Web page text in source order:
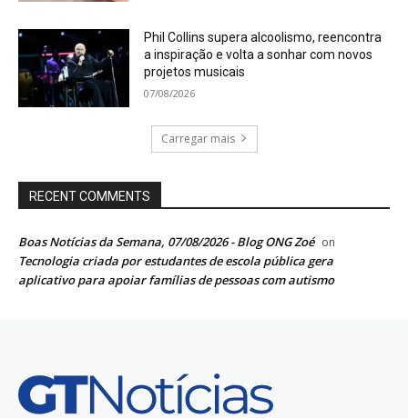
Phil Collins supera alcoolismo, reencontra
a inspiração e volta a sonhar com novos
projetos musicais
07/08/2026
Carregar mais
RECENT COMMENTS
Boas Notícias da Semana, 07/08/2026 - Blog ONG Zoé on
Tecnologia criada por estudantes de escola pública gera
aplicativo para apoiar famílias de pessoas com autismo